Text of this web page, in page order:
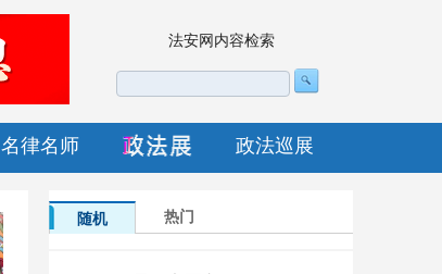
法安网内容检索
名律名师 政法巡展
随机 热门